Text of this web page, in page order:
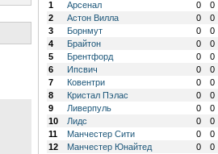
1
Арсенал 0
0
2
Астон Вилла 0
0
3
Борнмут 0
0
4
Брайтон 0
0
5
Брентфорд 0
0
6
Ипсвич 0
0
7
Ковентри 0
0
8
Кристал Пэлас 0
0
9
Ливерпуль 0
0
10
Лидс 0
0
11
Манчестер Сити 0
0
12
Манчестер Юнайтед 0
0